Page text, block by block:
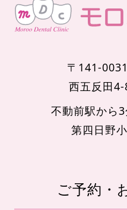
〒141-
西五反田
不動前駅から
第四日野
ご予約・